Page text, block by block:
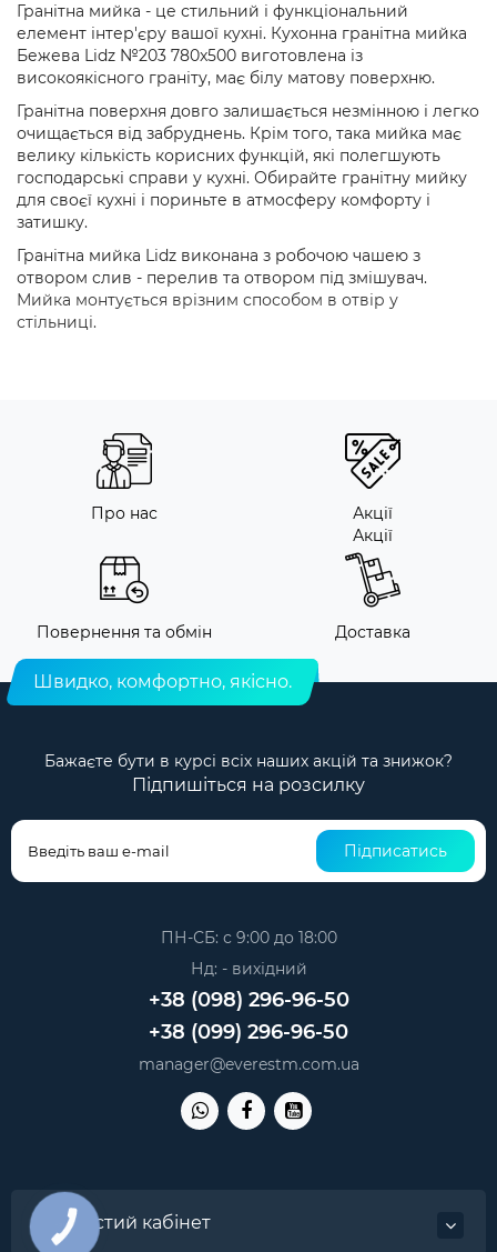
Гранітна мийка - це стильний і функціональний
елемент інтер'єру вашої кухні. Кухонна гранітна мийка
Бежева Lidz №203 780x500 виготовлена ​​із
високоякісного граніту, має білу матову поверхню.
Гранітна поверхня довго залишається незмінною і легко
очищається від забруднень. Крім того, така мийка має
велику кількість корисних функцій, які полегшують
господарські справи у кухні. Обирайте гранітну мийку
для своєї кухні і пориньте в атмосферу комфорту і
затишку.
Гранітна мийка Lidz виконана з робочою чашею з
отвором слив - перелив та отвором під змішувач.
Мийка монтується врізним способом в отвір у
стільниці.
Про нас
Акції
Акції
Повернення та обмін Доставка
Швидко, комфортно, якісно.
Бажаєте бути в курсі всіх наших акцій та знижок?
Підпишіться на розсилку
Підписатись
ПН-СБ: с 9:00 до 18:00
Нд: - вихідний
+38 (098) 296-96-50
+38 (099) 296-96-50
manager@everestm.com.ua
Особистий кабінет
КНОПКА
ЗВ'ЯЗКУ